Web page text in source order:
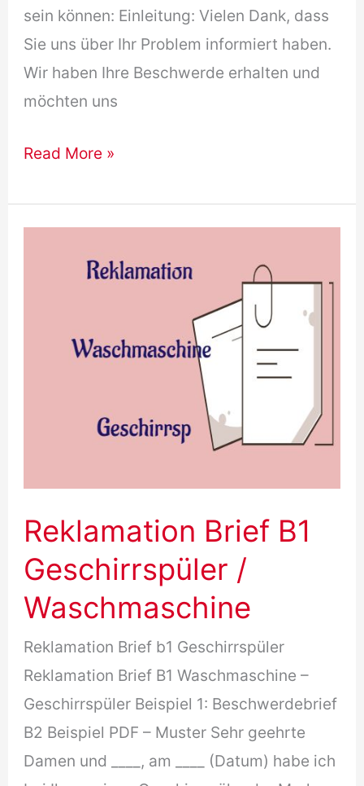
sein können: Einleitung: Vielen Dank, dass
Sie uns über Ihr Problem informiert haben.
Wir haben Ihre Beschwerde erhalten und
möchten uns
Antwort
Reklamation
Read More »
Reklamation Brief B1
Geschirrspüler /
Waschmaschine
Reklamation Brief b1 Geschirrspüler
Reklamation Brief B1 Waschmaschine –
Geschirrspüler Beispiel 1: Beschwerdebrief
B2 Beispiel PDF – Muster Sehr geehrte
Damen und ____, am ____ (Datum) habe ich